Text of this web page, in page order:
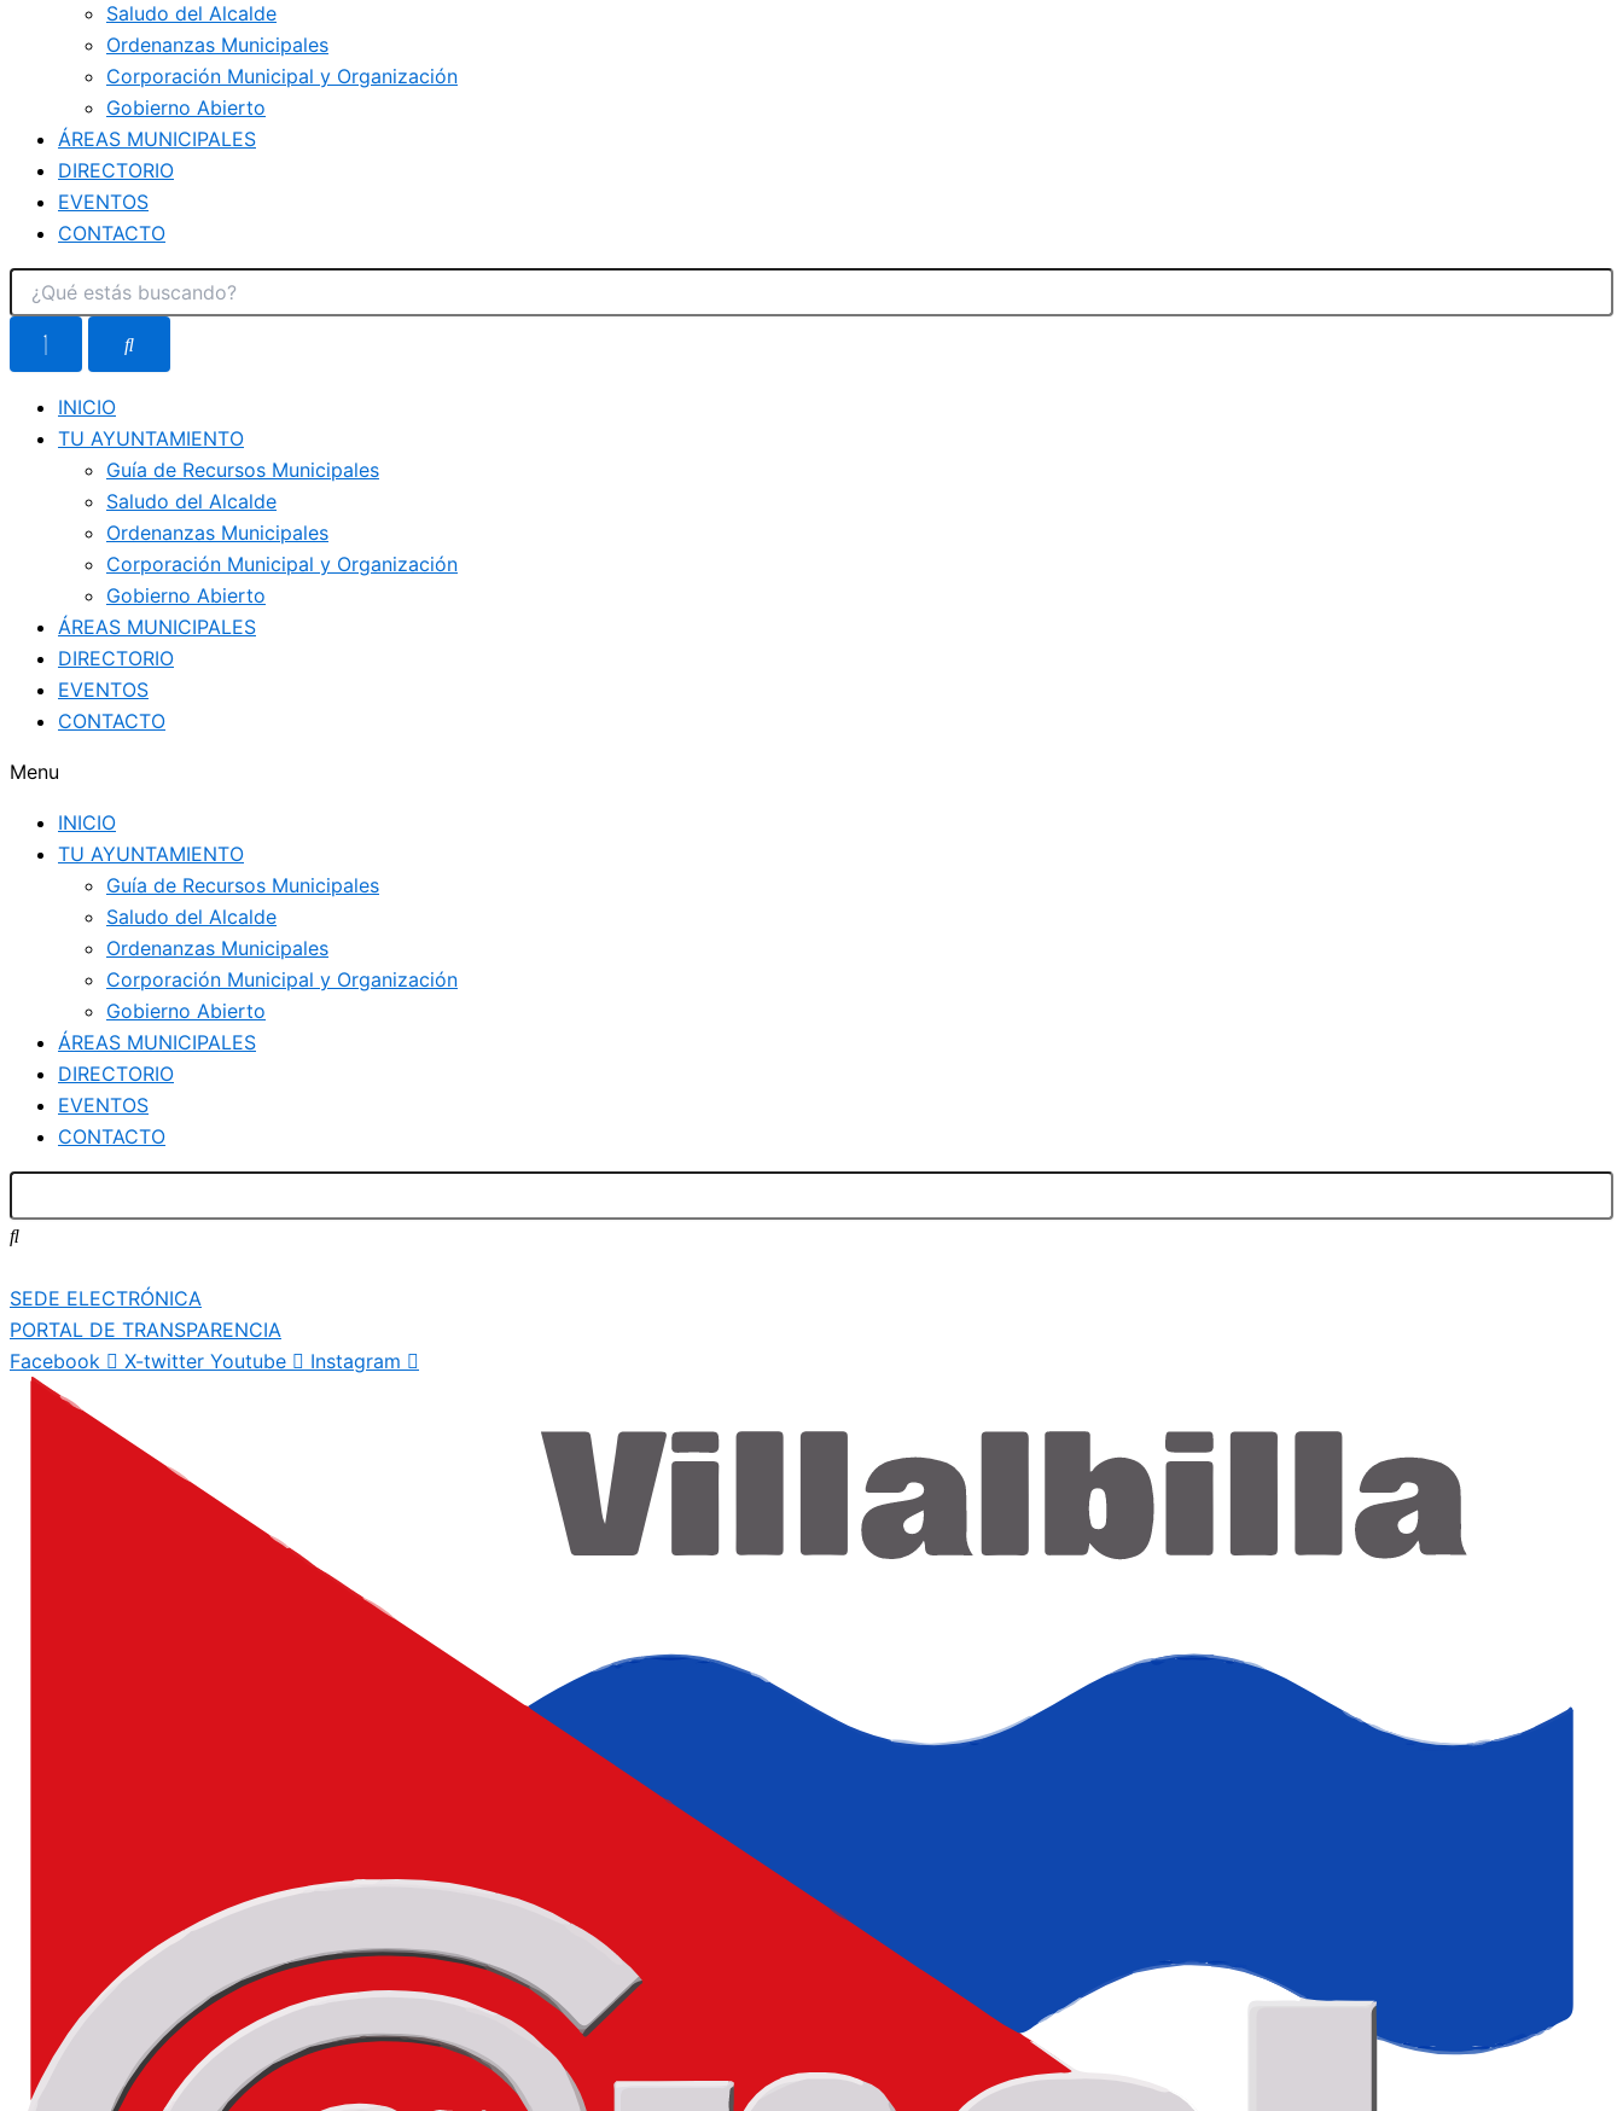
Saludo del Alcalde
Ordenanzas Municipales
Corporación Municipal y Organización
Gobierno Abierto
ÁREAS MUNICIPALES
DIRECTORIO
EVENTOS
CONTACTO
INICIO
TU AYUNTAMIENTO
Guía de Recursos Municipales
Saludo del Alcalde
Ordenanzas Municipales
Corporación Municipal y Organización
Gobierno Abierto
ÁREAS MUNICIPALES
DIRECTORIO
EVENTOS
CONTACTO
Menu
INICIO
TU AYUNTAMIENTO
Guía de Recursos Municipales
Saludo del Alcalde
Ordenanzas Municipales
Corporación Municipal y Organización
Gobierno Abierto
ÁREAS MUNICIPALES
DIRECTORIO
EVENTOS
CONTACTO
SEDE ELECTRÓNICA
PORTAL DE TRANSPARENCIA
Facebook
X-twitter Youtube Instagram